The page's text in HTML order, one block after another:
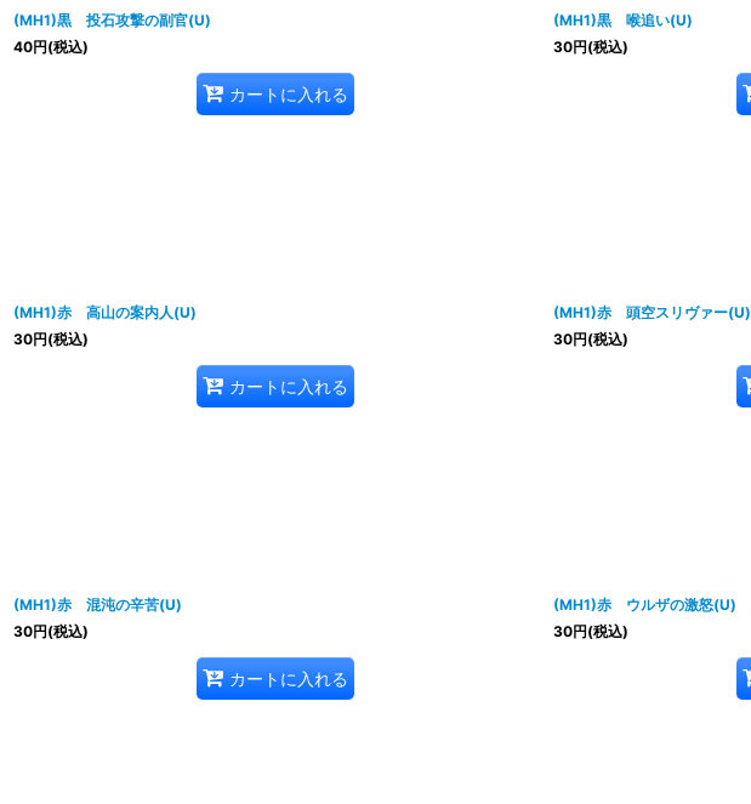
(MH1)黒 投石攻撃の副官(U)
40円(税込)
カートに入れる
(MH1)黒 喉追い(U)
30円(税込)
(MH1)赤 高山の案内人(U)
30円(税込)
カートに入れる
(MH1)赤 頭空スリヴァー(U)
30円(税込)
(MH1)赤 混沌の辛苦(U)
30円(税込)
カートに入れる
(MH1)赤 ウルザの激怒(U)
30円(税込)